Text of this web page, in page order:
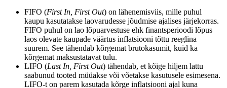
FIFO (First In, First Out) on lähenemisviis, mille puhul
kaupu kasutatakse laovarudesse jõudmise ajalises järjekorras.
FIFO puhul on lao lõpuarvestuse ehk finantsperioodi lõpus
laos olevate kaupade väärtus inflatsiooni tõttu reeglina
suurem. See tähendab kõrgemat brutokasumit, kuid ka
kõrgemat maksustatavat tulu.
LIFO (Last In, First Out) tähendab, et kõige hiljem lattu
saabunud tooted müüakse või võetakse kasutusele esimesena.
LIFO-t on parem kasutada kõrge inflatsiooni ajal kuna